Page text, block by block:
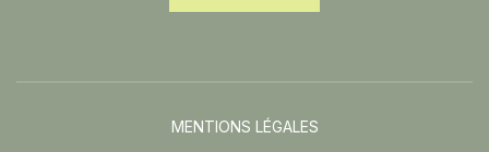
MENTIONS LÉGALES